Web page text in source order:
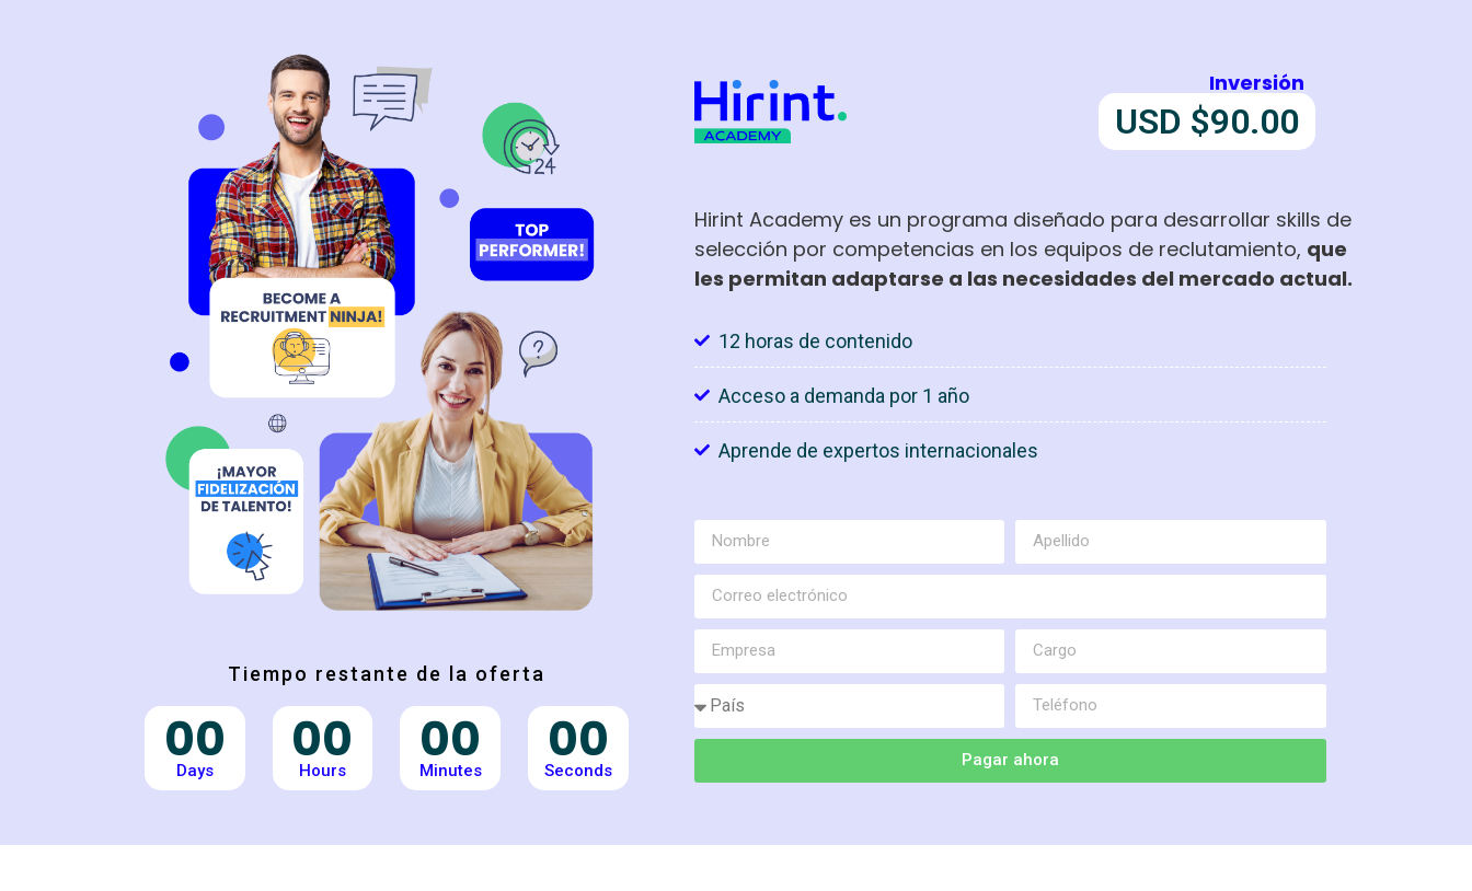
Tiempo restante de la oferta
00
Days 00
Hours 00
Minutes 00
Seconds
Inversión
USD $90.00
Hirint Academy es un programa diseñado para desarrollar skills de
selección por competencias en los equipos de reclutamiento, que
les permitan adaptarse a las necesidades del mercado actual.
12 horas de contenido
Acceso a demanda por 1 año
Aprende de expertos internacionales
Pagar ahora